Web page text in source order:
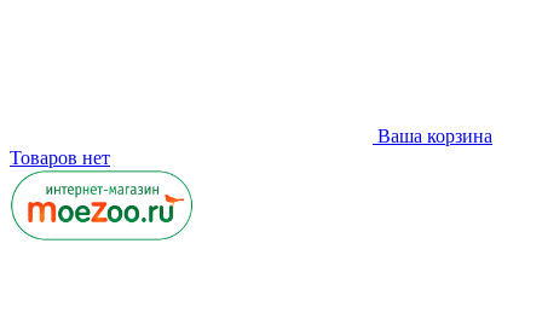
Ваша корзина
Товаров нет